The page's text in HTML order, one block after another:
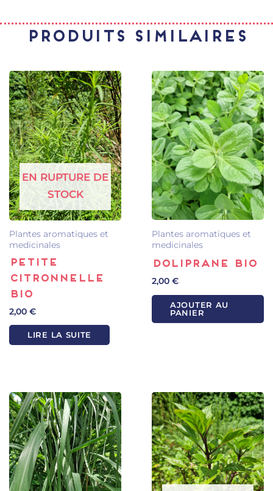
Produits similaires
EN RUPTURE DE
STOCK
Plantes aromatiques et
medicinales
Petite
citronnelle
bio
2,00 €
LIRE LA SUITE
Plantes aromatiques et
medicinales
Doliprane bio
2,00 €
AJOUTER AU
PANIER